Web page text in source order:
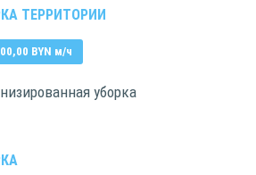
ТЕРРИТОРИИ
BYN м/ч
уборка